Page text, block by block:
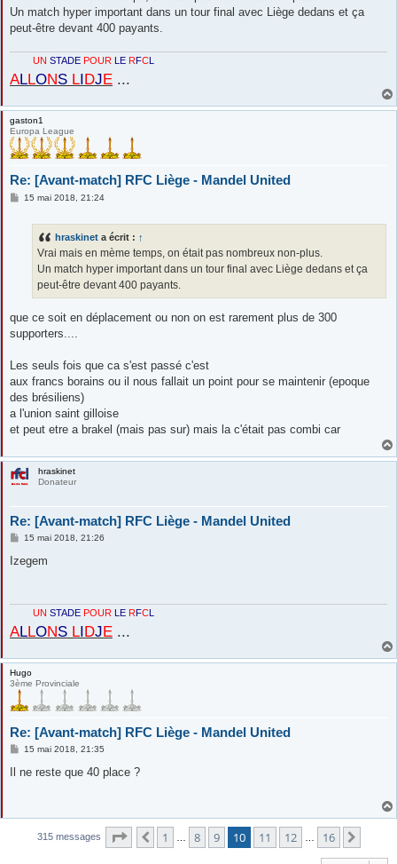
a
g
Un match hyper important dans un tour final avec Liège dedans et ça
peut-être devant 400 payants.
STADE POUR LE RFC L
ALLONS L DJ E ...
gaston1
Europa League
Re: [Avant-match] RFC Liège - Mandel United
M15 mai 2018, 21:24
hraskinet a écrit : ↑
Vrai mais en mème temps, on était pas nombreux non-plus.
Un match hyper important dans un tour final avec Liège dedans et ça
peut-être devant 400 payants.
que ce soit en déplacement ou non on est rarement plus de 300
supporters....
Les seuls fois que ca s'est passé c'est
aux francs borains ou il nous fallait un point pour se maintenir (epoque
des brésiliens)
a l'union saint gilloise
et peut etre a brakel (mais pas sur) mais la c'était pas combi car
hraskinet
Donateur
Re: [Avant-match] RFC Liège - Mandel United
M
s
15 mai 2018, 21:26
Izegem
STADE POUR LE RFC L
ALLONS LIDJE ...
Hugo
3ème Provinciale
Re: [Avant-match] RFC Liège - Mandel United
M
s
15 mai 2018, 21:35
Il ne reste que 40 place ?
315 messages Page 10 sur 16
Précédente
1 8 9 10 11 12 16